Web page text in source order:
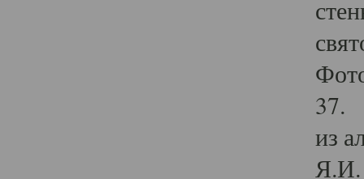
37.
из
Я.И.